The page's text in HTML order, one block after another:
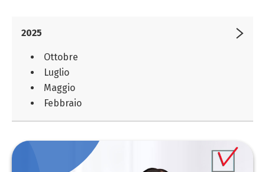
2025
Ottobre
Luglio
Maggio
Febbraio